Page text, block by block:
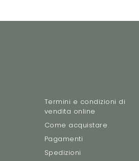
Termini e condizioni di
vendita online
Come acquistare
Pagamenti
Spedizioni